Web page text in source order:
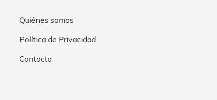
Quiénes somos
Política de Privacidad
Contacto